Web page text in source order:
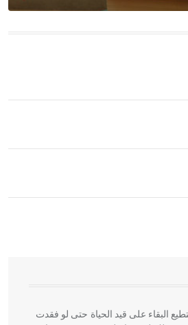
من الفنون الهندسية التي ارتبطت
في بلاد الشام ومصر خاصة، حيث يحرص
وخاصة في الواجهات
البقاء على قيد الحياة حتى لو فقدت